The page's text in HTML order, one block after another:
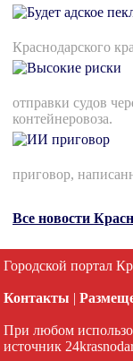
Краснодарского
отправки судов
контейнеровоза.
приговор,
Все новости
Городской портал
Контакты |
При любом
источник